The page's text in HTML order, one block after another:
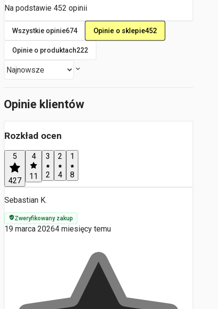
Na podstawie 452 opinii
Wszystkie opinie674 Opinie o sklepie452
Opinie o produktach222
Opinie klientów
Rozkład ocen
5
427
4
11
3
2
2
4
1
8
Sebastian K.
Zweryfikowany zakup
19 marca 20264 miesięcy temu